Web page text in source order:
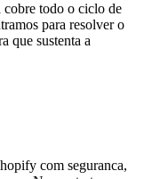
todo o ciclo de
para resolver o
que sustenta a
com seguranca,